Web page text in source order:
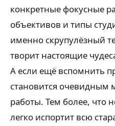
конкретные фокусные
объективов и типы
именно скрупулёзный
творит настоящие
А если ещё вспомнить
становится очевидным
работы. Тем более, что
легко испортит всю